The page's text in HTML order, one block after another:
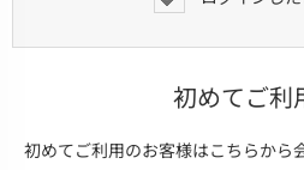
初めてご利
初めてご利用のお客様はこちらから